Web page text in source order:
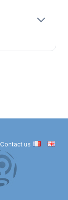
Contact us